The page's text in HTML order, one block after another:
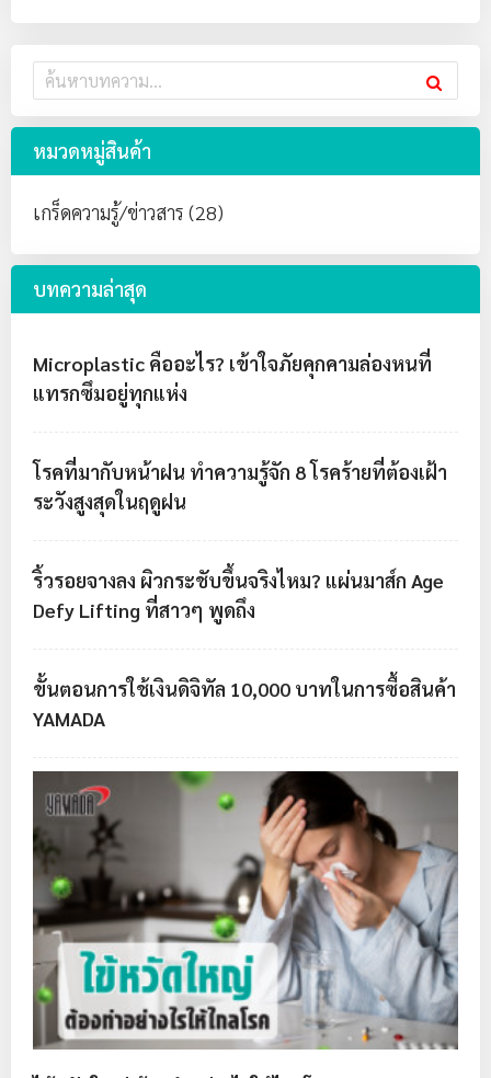
หมวดหมู่สินค้า
เกร็ดความรู้/ข่าวสาร (28)
บทความล่าสุด
Microplastic คืออะไร? เข้าใจภัยคุกคามล่องหนที่
แทรกซึมอยู่ทุกแห่ง
โรคที่มากับหน้าฝน ทำความรู้จัก 8 โรคร้ายที่ต้องเฝ้า
ระวังสูงสุดในฤดูฝน
ริ้วรอยจางลง ผิวกระชับขึ้นจริงไหม? แผ่นมาส์ก Age
Defy Lifting ที่สาวๆ พูดถึง
ขั้นตอนการใช้เงินดิจิทัล 10,000 บาทในการซื้อสินค้า
YAMADA